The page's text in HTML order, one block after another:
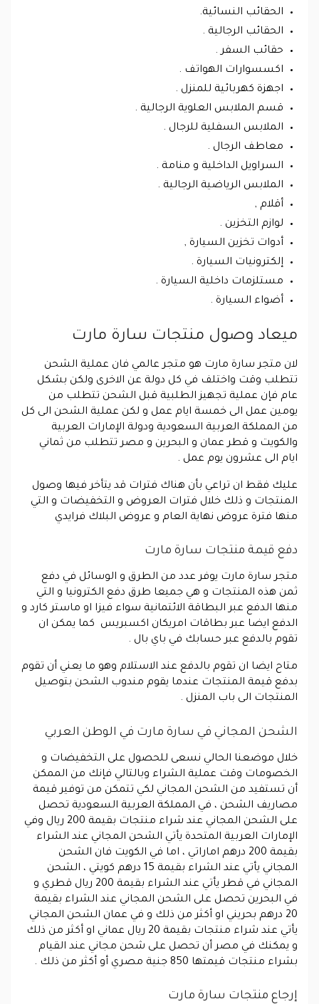
الحقائب النسائية.
الحقائب الرجالية .
حقائب السفر .
اكسسوارات الهواتف .
اجهزة كهربائية للمنزل .
قسم الملابس العلوية الرجالية .
الملابس السفلية للرجال .
معاطف الرجال .
السراويل الداخلية و منامة .
الملابس الرياضية الرجالية .
أقلام ,
لوازم التخزين .
أدوات تخزين السيارة ,
إلكترونيات السيارة .
مستلزمات داخلية السيارة .
أضواء السيارة .
ميعاد وصول منتجات سارة مارت
لان متجر سارة مارت هو متجر عالمي فان عملية الشحن
تتطلب وقت واختلف في كل دولة عن الاخرى ولكن بشكل
عام فإن عملية تجهيز الطلبية قبل الشحن تتطلب من
يومين عمل الى خمسة ايام عمل و لكن عملية الشحن الى كل
من المملكة العربية السعودية ودولة الإمارات العربية
والكويت و قطر عمان و البحرين و مصر تتطلب من ثماني
ايام الى عشرون يوم عمل .
عليك فقط ان تراعي بأن هناك فترات قد يتأخر فيها وصول
المنتجات و ذلك خلال فترات العروض و التخفيضات و التي
منها فترة عروض نهاية العام و عروض البلاك فرايدي
دفع قيمة منتجات سارة مارت
متجر سارة مارت يوفر عدد من الطرق و الوسائل في دفع
ثمن هذه المنتجات و هي جميعا طرق دفع الكترونيا و التي
منها الدفع عبر البطاقة الائتمانية سواء فيزا او ماستر كارد و
الدفع ايضا عبر بطاقات امريكان اكسبريس كما يمكن ان
تقوم بالدفع عبر حسابك في باي بال .
متاح ايضا ان تقوم بالدفع عند الاستلام وهو ما يعني أن تقوم
بدفع قيمة المنتجات عندما يقوم مندوب الشحن بتوصيل
المنتجات الى باب المنزل .
الشحن المجاني في سارة مارت في الوطن العربي
خلال موضعنا الحالي نسعى للحصول على التخفيضات و
الخصومات وقت عملية الشراء وبالتالي فإنك من الممكن
أن تستفيد من الشحن المجاني لكي تتمكن من توفير قيمة
مصاريف الشحن ، في المملكة العربية السعودية تحصل
على الشحن المجاني عند شراء منتجات بقيمة 200 ريال وفي
الإمارات العربية المتحدة يأتي الشحن المجاني عند الشراء
بقيمة 200 درهم اماراتي ، اما في الكويت فان الشحن
المجاني يأتي عند الشراء بقيمة 15 درهم كويتي ، الشحن
المجاني في قطر يأتي عند الشراء بقيمة 200 ريال قطري و
في البحرين تحصل على الشحن المجاني عند الشراء بقيمة
20 درهم بحريني او أكثر من ذلك و في عمان الشحن المجاني
يأتي عند شراء منتجات بقيمة 20 ريال عماني او أكثر من ذلك
و يمكنك في مصر أن تحصل على شحن مجاني عند القيام
بشراء منتجات قيمتها 850 جنية مصري أو أكثر من ذلك .
إرجاع منتجات سارة مارت